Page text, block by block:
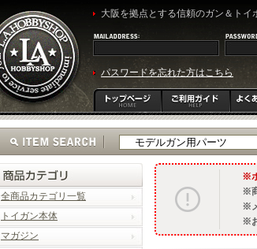
大阪を拠点とする信頼のガン＆トイ
パスワードを忘れた方はこちら
全商品カテゴリ一覧
トイガン本体
マガジン